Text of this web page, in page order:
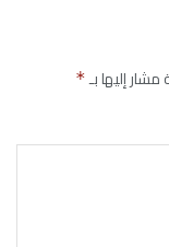
مشار إليها بـ*